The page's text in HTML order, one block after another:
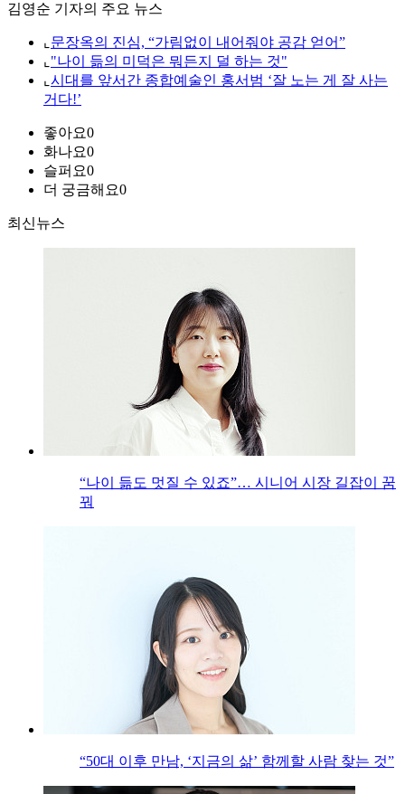
김영순 기자의 주요 뉴스
⌞ 문장옥의 진심, “가림없이 내어줘야 공감 얻어”
⌞ "나이 듦의 미덕은 뭐든지 덜 하는 것"
⌞ 시대를 앞서간 종합예술인 홍서범 ‘잘 노는 게 잘 사는
거다!’
좋아요0
화나요0
슬퍼요0
더 궁금해요0
최신뉴스
“나이 듦도 멋질 수 있죠”… 시니어 시장 길잡이 꿈
꿔
“50대 이후 만남, ‘지금의 삶’ 함께할 사람 찾는 것”